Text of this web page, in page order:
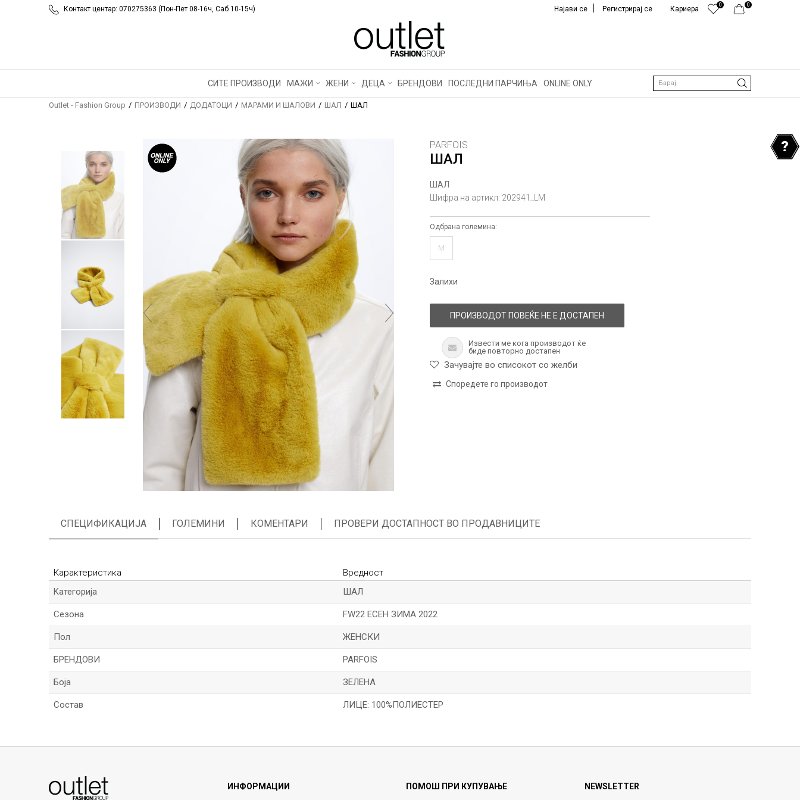
Контакт центар: 070275363 (Пон-Пет 08-16ч, Саб 10-15ч) 0
0
Кариера
Најави се Регистрирај се
СИТЕ ПРОИЗВОДИ МАЖИ ЖЕНИ ДЕЦА БРЕНДОВИ ПОСЛЕДНИ ПАРЧИЊА ONLINE ONLY Барај
Outlet - Fashion Group ПРОИЗВОДИ ДОДАТОЦИ МАРАМИ И ШАЛОВИ ШАЛ ШАЛ
PARFOIS
ШАЛ
ШАЛ
Шифра на артикл: 202941_LM
Одбрана големина:
M
Залихи
ПРОИЗВОДОТ ПОВЕЌЕ НЕ Е ДОСТАПЕН
Извести ме кога производот ќе
биде повторно достапен
Зачувајте во списокот со желби
Споредете го производот
СПЕЦИФИКАЦИЈА ГОЛЕМИНИ КОМЕНТАРИ ПРОВЕРИ ДОСТАПНОСТ ВО ПРОДАВНИЦИТЕ
Карактеристика
Вредност
Kатегорија
ШАЛ
Сезона FW22 ЕСЕН ЗИМА 2022
Пол ЖЕНСКИ
БРЕНДОВИ PARFOIS
Боја ЗЕЛЕНА
Состав ЛИЦЕ: 100%ПОЛИЕСТЕР
Порака
ИНФОРМАЦИИ
ПОМОШ ПРИ КУПУВАЊЕ
NEWSLETTER